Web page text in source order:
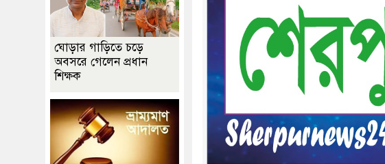
ঘোড়ার গাড়িতে চড়ে
অবসরে গেলেন প্রধান
শিক্ষক